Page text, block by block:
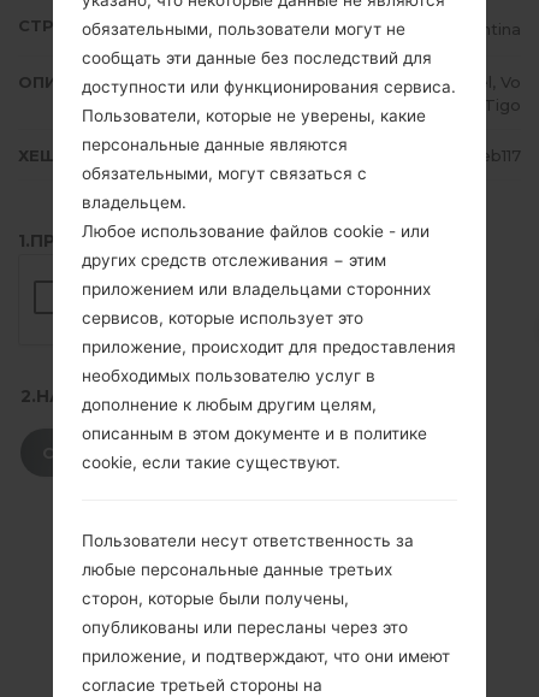
СТРАНА Argentina
ОПИСАНИЕ
Personal, Claro, Movistar, Ancel, Vo
x, Tigo
ХЕШ 59dcb6bf019867750e4f1bfd40eb117
1.ПРОВЕРИТЬ НАЛИЧИЕ RECAPTCHA
2.НАЖМИТЕ, ЧТОБЫ СКАЧАТЬ
СКАЧАТЬ
обязательными, пользователи могут не
сообщать эти данные без последствий для
доступности или функционирования сервиса.
Пользователи, которые не уверены, какие
персональные данные являются
обязательными, могут связаться с
владельцем.
Любое использование файлов cookie - или
других средств отслеживания − этим
приложением или владельцами сторонних
сервисов, которые использует это
приложение, происходит для предоставления
необходимых пользователю услуг в
дополнение к любым другим целям,
описанным в этом документе и в политике
cookie, если такие существуют.
Пользователи несут ответственность за
любые персональные данные третьих
сторон, которые были получены,
опубликованы или пересланы через это
приложение, и подтверждают, что они имеют
согласие третьей стороны на